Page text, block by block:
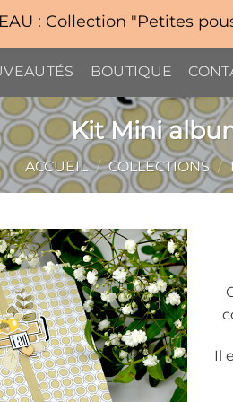
BOUTIQUE
Kit Mini
ACCUEIL / COLLECTIONS /
Il
: Collection "Petites